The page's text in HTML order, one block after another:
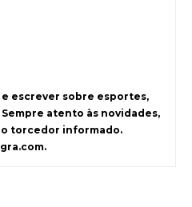
escrever sobre esportes,
atento às novidades,
torcedor informado.